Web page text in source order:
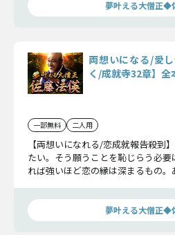
夢叶える大僧正◆
両想いになる/愛
く/成就寺32章】全
一部無料 二人用
【両想いになれる/恋成就報告殺到
たい。そう願うことを恥じらう必
れば強いほど恋の縁は深まるもの
夢叶える大僧正◆